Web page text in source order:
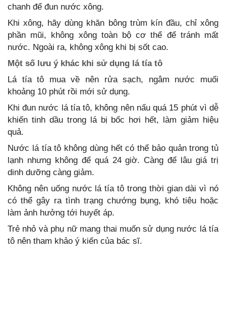
chanh để đun nước xông.
Khi xông, hãy dùng khăn bông trùm kín đầu, chỉ xông
phần mũi, không xông toàn bộ cơ thể để tránh mất
nước. Ngoài ra, không xông khi bị sốt cao.
Một số lưu ý khác khi sử dụng lá tía tô
Lá tía tô mua về nên rửa sạch, ngâm nước muối
khoảng 10 phút rồi mới sử dụng.
Khi đun nước lá tía tô, không nên nấu quá 15 phút vì dễ
khiến tinh dầu trong lá bị bốc hơi hết, làm giảm hiệu
quả.
Nước lá tía tô không dùng hết có thể bảo quản trong tủ
lạnh nhưng không để quá 24 giờ. Càng để lâu giá trị
dinh dưỡng càng giảm.
Không nên uống nước lá tía tô trong thời gian dài vì nó
có thể gây ra tình trạng chướng bụng, khó tiêu hoặc
làm ảnh hưởng tới huyết áp.
Trẻ nhỏ và phụ nữ mang thai muốn sử dụng nước lá tía
tô nên tham khảo ý kiến của bác sĩ.